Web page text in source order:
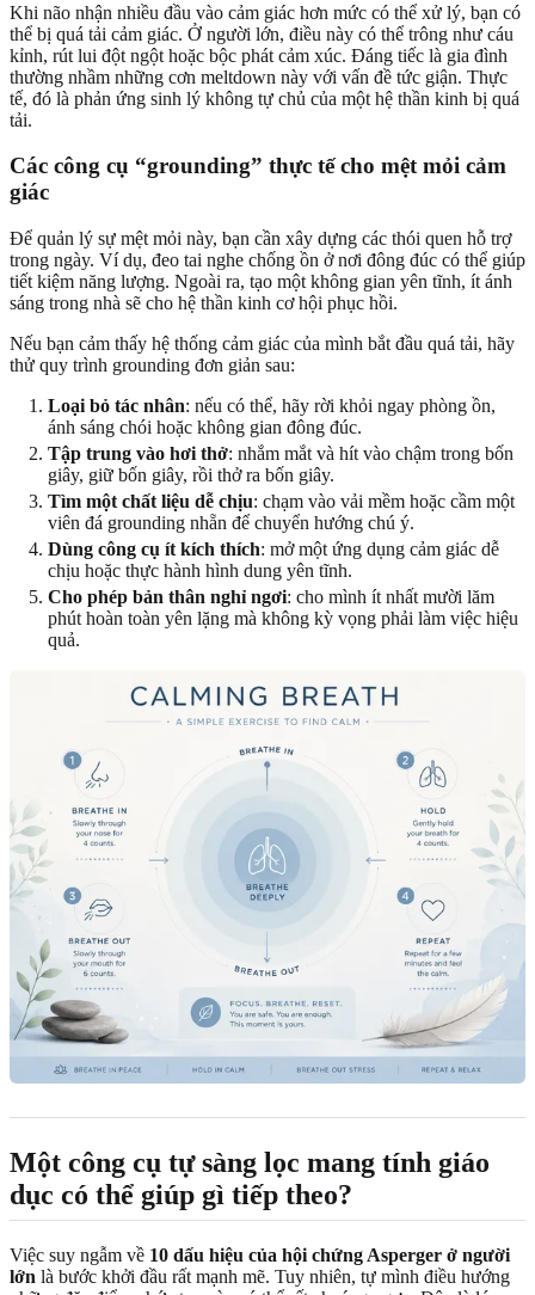
Khi não nhận nhiều đầu vào cảm giác hơn mức có thể xử lý, bạn có
thể bị quá tải cảm giác. Ở người lớn, điều này có thể trông như cáu
kỉnh, rút lui đột ngột hoặc bộc phát cảm xúc. Đáng tiếc là gia đình
thường nhầm những cơn meltdown này với vấn đề tức giận. Thực
tế, đó là phản ứng sinh lý không tự chủ của một hệ thần kinh bị quá
tải.
Các công cụ “grounding” thực tế cho mệt mỏi cảm
giác
Để quản lý sự mệt mỏi này, bạn cần xây dựng các thói quen hỗ trợ
trong ngày. Ví dụ, đeo tai nghe chống ồn ở nơi đông đúc có thể giúp
tiết kiệm năng lượng. Ngoài ra, tạo một không gian yên tĩnh, ít ánh
sáng trong nhà sẽ cho hệ thần kinh cơ hội phục hồi.
Nếu bạn cảm thấy hệ thống cảm giác của mình bắt đầu quá tải, hãy
thử quy trình grounding đơn giản sau:
Loại bỏ tác nhân: nếu có thể, hãy rời khỏi ngay phòng ồn,
ánh sáng chói hoặc không gian đông đúc.
Tập trung vào hơi thở: nhắm mắt và hít vào chậm trong bốn
giây, giữ bốn giây, rồi thở ra bốn giây.
Tìm một chất liệu dễ chịu: chạm vào vải mềm hoặc cầm một
viên đá grounding nhẵn để chuyển hướng chú ý.
Dùng công cụ ít kích thích: mở một ứng dụng cảm giác dễ
chịu hoặc thực hành hình dung yên tĩnh.
Cho phép bản thân nghỉ ngơi: cho mình ít nhất mười lăm
phút hoàn toàn yên lặng mà không kỳ vọng phải làm việc hiệu
quả.
Một công cụ tự sàng lọc mang tính giáo
dục có thể giúp gì tiếp theo?
Việc suy ngẫm về 10 dấu hiệu của hội chứng Asperger ở người
lớn là bước khởi đầu rất mạnh mẽ. Tuy nhiên, tự mình điều hướng